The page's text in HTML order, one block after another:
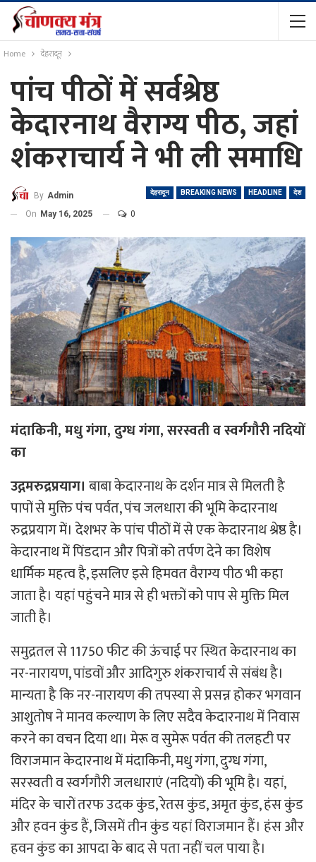
Home देहरादून
पांच पीठों में सर्वश्रेष्ठ
केदारनाथ वैराग्य पीठ, जहां
शंकराचार्य ने भी ली समाधि
देहरादून BREAKING NEWS HEADLINE देश
By Admin
On May 16, 2025 0
मंदाकिनी, मधु गंगा, दुग्ध गंगा, सरस्वती व स्वर्गगौरी नदियाें
का
उद्गमरुद्रप्रयाग। बाबा केदारनाथ के दर्शन मात्र से मिलती है
पापों से मुक्ति पंच पर्वत, पंच जलधारा की भूमि केदारनाथ
रुद्रप्रयाग में। देशभर के पांच पीठों में से एक केदारनाथ श्रेष्ठ है।
केदारनाथ में पिंडदान और पित्रों को तर्पण देने का विशेष
धार्मिक महत्व है, इसलिए इसे हिमवत वैराग्य पीठ भी कहा
जाता है। यहां पहुंचने मात्र से ही भक्तों को पाप से मुक्ति मिल
जाती है।
समुद्रतल से 11750 फीट की ऊंचाई पर स्थित केदारनाथ का
नर-नारायण, पांडवों और आदिगुरु शंकराचार्य से संबंध है।
मान्यता है कि नर-नारायण की तपस्या से प्रसन्न होकर भगवान
आशुतोष ने मानव कल्याण के लिए सदैव केदारनाथ में निवास
करने का वचन दिया था। मेरू व सुमेरू पर्वत की तलहटी पर
विराजमान केदारनाथ में मंदाकिनी, मधु गंगा, दुग्ध गंगा,
सरस्वती व स्वर्गगौरी जलधाराएं (नदियों) की भूमि है। यहां,
मंदिर के चारों तरफ उदक कुंड, रेतस कुंड, अमृत कुंड, हंस कुंड
और हवन कुंड हैं, जिसमें तीन कुंड यहां विराजमान हैं। हंस और
हवन कुंड का आपदा के बाद से पता नहीं चल पाया है।